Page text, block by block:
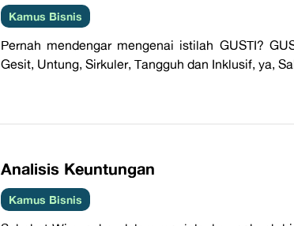
Kamus Bisnis
Pernah mendengar mengenai istilah GUSTI?
Gesit, Untung, Sirkuler, Tangguh dan Inklusif, ya,
​Analisis Keuntungan
Kamus Bisnis